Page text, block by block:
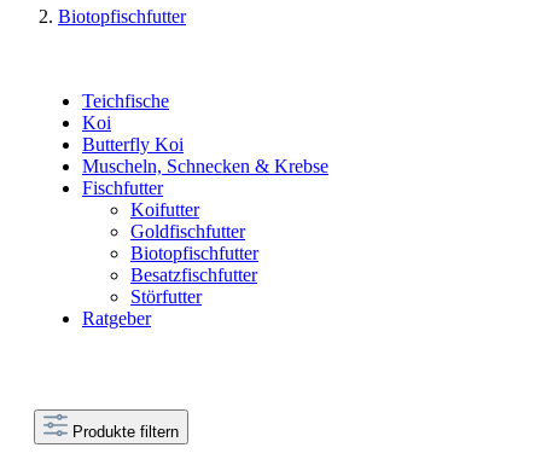
Biotopfischfutter
Teichfische
Koi
Butterfly Koi
Muscheln, Schnecken & Krebse
Fischfutter
Koifutter
Goldfischfutter
Biotopfischfutter
Besatzfischfutter
Störfutter
Ratgeber
Produkte filtern